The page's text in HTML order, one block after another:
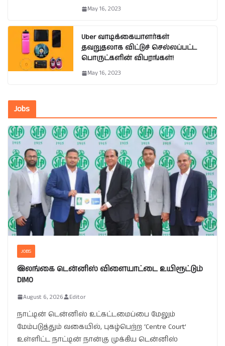
May 16, 2023
Uber வாடிக்கையாளர்கள்
தவறுதலாக விட்டுச் செல்லப்பட்ட
பொருட்களின் விபரங்கள்!
May 16, 2023
Jobs
JOBS
இலங்கை டென்னிஸ் விளையாட்டை உயிரூட்டும்
DIMO
August 6, 2026 Editor
நாட்டின் டென்னிஸ் உட்கட்டமைப்பை மேலும்
மேம்படுத்தும் வகையில், புகழ்பெற்ற ‘Centre Court’
உள்ளிட்ட நாட்டின் நான்கு முக்கிய டென்னிஸ்